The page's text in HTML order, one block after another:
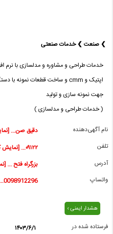
❯ صنعت ❯ خدمات صنعتی
خدمات طراحی و مشاوره و مدلسازی با نرم
جهت نمونه سازی و تولید
( خدمات طراحی و مدلسازی )
نام آگهی‌دهنده
دقیق صن...
تلفن
۰۹۱۲۲... [نمایش کامل]
آدرس
بزرگراه فتح ...
واتساپ
0098912296... [نمایش کامل]
هشدار ایمنی ›
فرستاده شده در
۱۴۰۳/۶/۱